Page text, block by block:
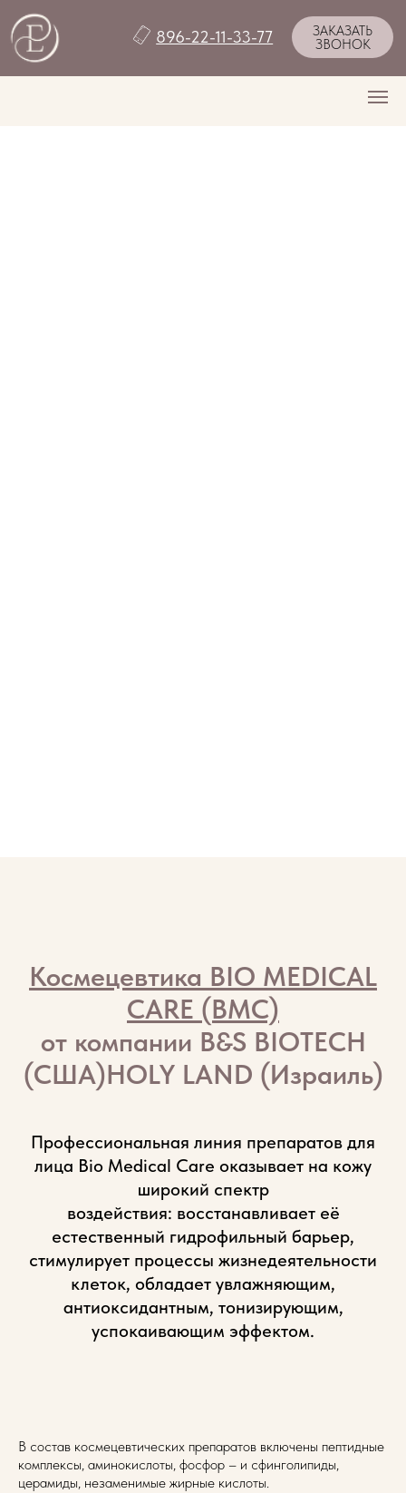
ЗВОНОК
896-22-11-33-77
Космецевтика BIO MEDICAL
CARE (BMC)
от компании B&S BIOTECH
(США)HOLY LAND (Израиль)
Профессиональная линия препаратов для
лица Bio Medical Care оказывает на кожу
широкий спектр
воздействия: восстанавливает её
естественный гидрофильный барьер,
стимулирует процессы жизнедеятельности
клеток, обладает увлажняющим,
антиоксидантным, тонизирующим,
успокаивающим эффектом.
В состав космецевтических препаратов включены пептидные
комплексы, аминокислоты, фосфор – и сфинголипиды,
церамиды, незаменимые жирные кислоты.